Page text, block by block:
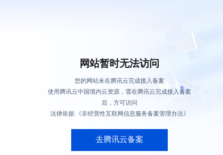
网站暂时无法访问
您的网站未在腾讯云完成接入备案
使用腾讯云中国境内云资源，需在腾讯云完成接入备案
后，方可访问
法律依据:《非经营性互联网信息服务备案管理办法》
去腾讯云备案